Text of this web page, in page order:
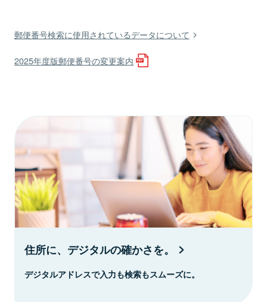
郵便番号検索に使用されているデータについて
2025年度版郵便番号の変更案内
住所に、デジタルの確かさを。
デジタルアドレスで入力も検索もスムーズに。